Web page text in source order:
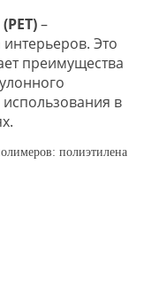
–
Это
преимущества
в
полиэтилена